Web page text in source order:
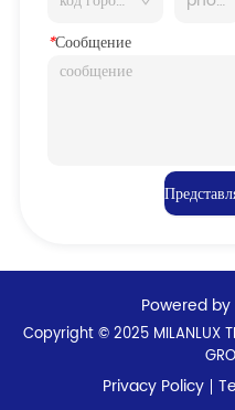
*Сообщение
Powered
Copyright © 2025 MILANLUX
Privacy Policy